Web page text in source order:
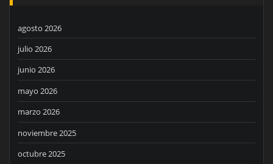
agosto 2026
julio 2026
junio 2026
mayo 2026
marzo 2026
noviembre 2025
octubre 2025